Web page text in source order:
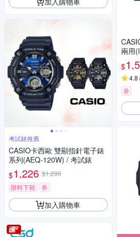
考試錶推薦
CASIO卡西歐 雙顯指針電子錶
系列(AEQ-120W) / 考試錶
$1,226 $1,290
限時下殺
券
加入購物車
兩用
$
4.8 (
券